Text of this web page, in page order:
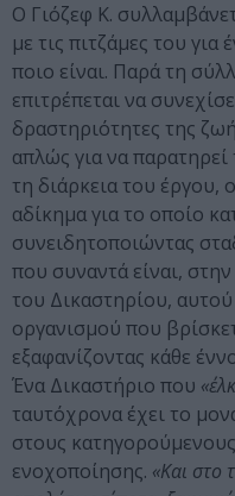
Ο Γιόζεφ Κ.
με τις πιτζάμες του
ποιο είναι. Παρά τη
επιτρέπεται να
δραστηριότητες της
απλώς για να παρατηρεί
τη διάρκεια του έργου,
αδίκημα για το οποίο
συνειδητοποιώντας
που συναντά είναι,
του Δικαστηρίου,
οργανισμού που
εξαφανίζοντας κάθε
Ένα Δικαστήριο που
ταυτόχρονα έχει το
στους
ενοχοποίησης. «Και στο